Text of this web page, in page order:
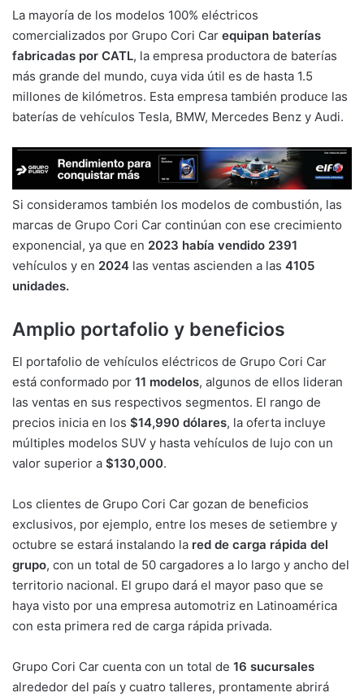
La mayoría de los modelos 100% eléctricos
comercializados por Grupo Cori Car equipan baterías
fabricadas por CATL, la empresa productora de baterías
más grande del mundo, cuya vida útil es de hasta 1.5
millones de kilómetros. Esta empresa también produce las
baterías de vehículos Tesla, BMW, Mercedes Benz y Audi.
Si consideramos también los modelos de combustión, las
marcas de Grupo Cori Car continúan con ese crecimiento
exponencial, ya que en 2023 había vendido 2391
vehículos y en 2024 las ventas ascienden a las 4105
unidades.
Amplio portafolio y beneficios
El portafolio de vehículos eléctricos de Grupo Cori Car
está conformado por 11 modelos, algunos de ellos lideran
las ventas en sus respectivos segmentos. El rango de
precios inicia en los $14,990 dólares, la oferta incluye
múltiples modelos SUV y hasta vehículos de lujo con un
valor superior a $130,000.
Los clientes de Grupo Cori Car gozan de beneficios
exclusivos, por ejemplo, entre los meses de setiembre y
octubre se estará instalando la red de carga rápida del
grupo, con un total de 50 cargadores a lo largo y ancho del
territorio nacional. El grupo dará el mayor paso que se
haya visto por una empresa automotriz en Latinoamérica
con esta primera red de carga rápida privada.
Grupo Cori Car cuenta con un total de 16 sucursales
alrededor del país y cuatro talleres, prontamente abrirá